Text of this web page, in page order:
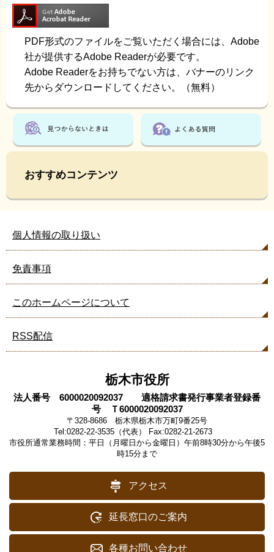
PDF形式のファイルをご覧いただく場合には、Adobe
社が提供するAdobe Readerが必要です。
Adobe Readerをお持ちでない方は、バナーのリンク
先からダウンロードしてください。（無料）
おすすめコンテンツ
個人情報の取り扱い
免責事項
このホームページについて
RSS配信
栃木市役所
法人番号 6000020092037 適格請求書発行事業者登録番
号 Ｔ6000020092037
〒328-8686 栃木県栃木市万町9番25号
Tel:0282-22-3535（代表） Fax:0282-21-2673
市役所通常業務時間：平日（月曜日から金曜日）午前8時30分から午後5
時15分まで
アクセス
延長窓口のご案内
各種お問い合わせ